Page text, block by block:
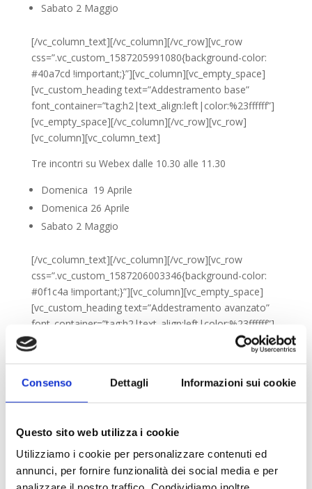
Consenso Dettagli Informazioni sui cookie
Questo sito web utilizza i cookie
Utilizziamo i cookie per personalizzare contenuti ed
annunci, per fornire funzionalità dei social media e per
Sabato 2 Maggio
[/vc_column_text][/vc_column][/vc_row][vc_row
css=”.vc_custom_1587205991080{background-color:
#40a7cd !important;}”][vc_column][vc_empty_space]
[vc_custom_heading text=”Addestramento base”
font_container=”tag:h2|text_align:left|color:%23ffffff”]
[vc_empty_space][/vc_column][/vc_row][vc_row]
[vc_column][vc_column_text]
Tre incontri su Webex dalle 10.30 alle 11.30
Domenica 19 Aprile
Domenica 26 Aprile
Sabato 2 Maggio
[/vc_column_text][/vc_column][/vc_row][vc_row
css=”.vc_custom_1587206003346{background-color:
#0f1c4a !important;}”][vc_column][vc_empty_space]
[vc_custom_heading text=”Addestramento avanzato”
font_container=”tag:h2|text_align:left|color:%23ffffff”]
[vc_empty_space][/vc_column][/vc_row][vc_row]
[vc_column][vc_column_text]
Tre incontri su Webex dalle 12.00 alle 13.00
Domenica 19 Aprile
Domenica 26 Aprile
[/vc_column_text][/vc_column][/vc_row][vc_row